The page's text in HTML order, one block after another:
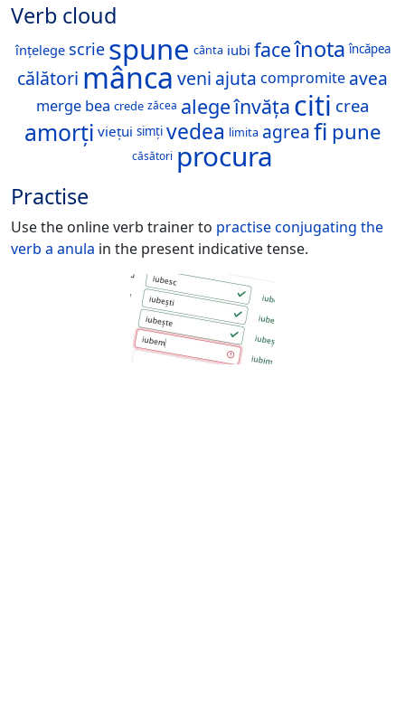
Verb cloud
înțelege scrie spune cânta iubi faceînota încăpea
călători mânca veni ajuta compromite avea
merge bea crede zăcea alegeînvăța citi crea
amorți viețui simți vedea limita agreafi pune
căsători procura
Practise
Use the online verb trainer to practise conjugating the
verb a anula in the present indicative tense.